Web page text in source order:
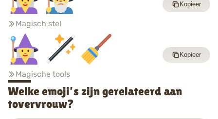
Magisch stel
Kopieer
Magische tools
Kopieer
Welke emoji’s zijn gerelateerd aan
tovervrouw?